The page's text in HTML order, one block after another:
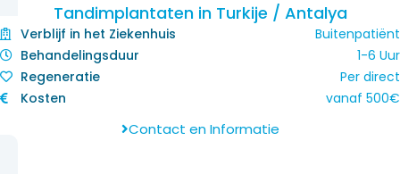
Tandimplantaten in Turkije / Antalya
Verblijf in het Ziekenhuis
Buitenpatiënt
Behandelingsduur
1-6 Uur
Regeneratie
Per direct
Kosten
vanaf 500€
Contact en Informatie